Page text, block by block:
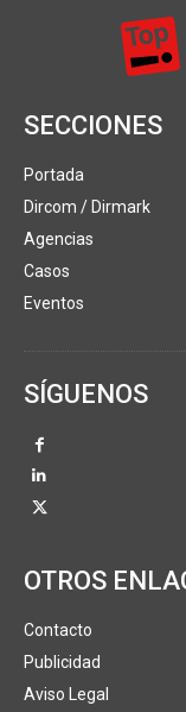
SECCIONES
Portada
Dircom / Dirmark
Agencias
Casos
Eventos
SÍGUENOS
OTROS
Contacto
Publicidad
Aviso Legal